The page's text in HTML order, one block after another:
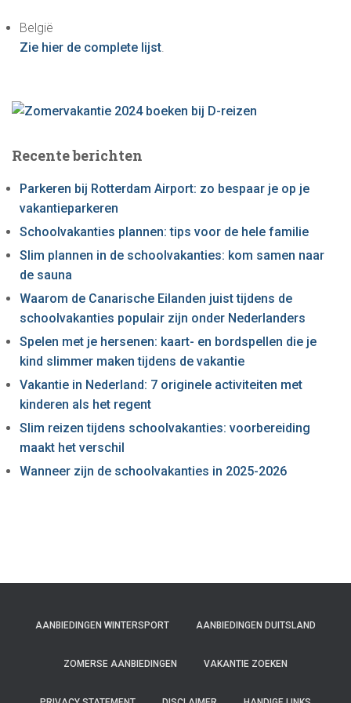
België
Zie hier de complete lijst.
Recente berichten
Parkeren bij Rotterdam Airport: zo bespaar je op je
vakantieparkeren
Schoolvakanties plannen: tips voor de hele familie
Slim plannen in de schoolvakanties: kom samen naar
de sauna
Waarom de Canarische Eilanden juist tijdens de
schoolvakanties populair zijn onder Nederlanders
Spelen met je hersenen: kaart- en bordspellen die je
kind slimmer maken tijdens de vakantie
Vakantie in Nederland: 7 originele activiteiten met
kinderen als het regent
Slim reizen tijdens schoolvakanties: voorbereiding
maakt het verschil
Wanneer zijn de schoolvakanties in 2025-2026
AANBIEDINGEN WINTERSPORT AANBIEDINGEN DUITSLAND
ZOMERSE AANBIEDINGEN VAKANTIE ZOEKEN